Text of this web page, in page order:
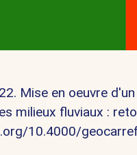
Mise en oeuvre
milieux fluviaux :
10.4000/